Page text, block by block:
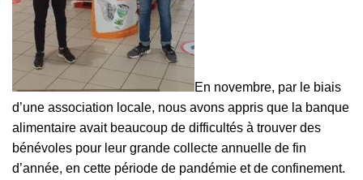
En novembre, par le biais
d’une association locale, nous avons appris que la banque
alimentaire avait beaucoup de difficultés à trouver des
bénévoles pour leur grande collecte annuelle de fin
d’année, en cette période de pandémie et de confinement.